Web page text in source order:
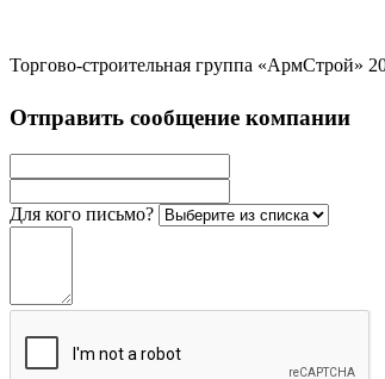
Торгово-строительная группа «АрмСтрой»
Отправить сообщение компании
Для кого письмо?